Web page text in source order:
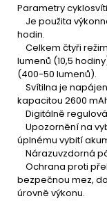
Parametry
Je použita
hodin.
Celkem čtyři
lumenů (10,5
(400-50 lumenů).
Svítilna je
kapacitou 2600
Digitálně
Upozornění na
úplnému vybití
Nárazuvzdorná
Ochrana proti
bezpečnou mez,
úrovně výkonu.